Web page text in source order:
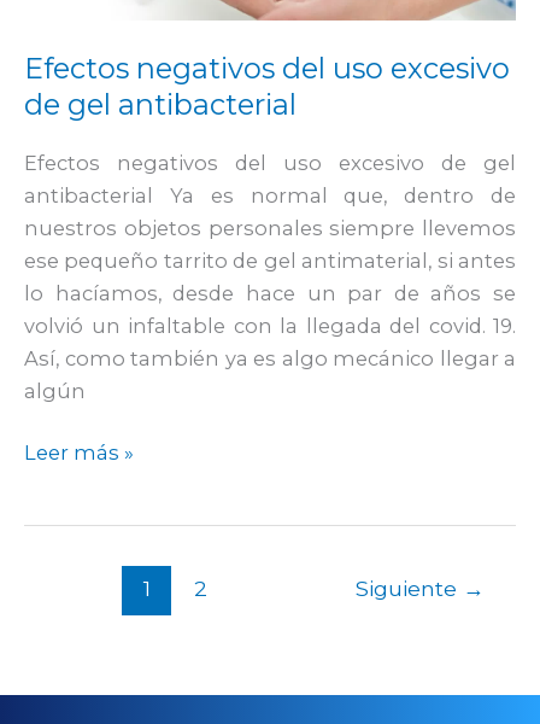
Efectos negativos del uso excesivo
de gel antibacterial
Efectos negativos del uso excesivo de gel
antibacterial Ya es normal que, dentro de
nuestros objetos personales siempre llevemos
ese pequeño tarrito de gel antimaterial, si antes
lo hacíamos, desde hace un par de años se
volvió un infaltable con la llegada del covid. 19.
Así, como también ya es algo mecánico llegar a
algún
Leer más »
1 2 Siguiente →